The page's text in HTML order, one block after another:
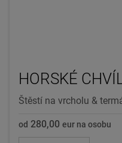
HORSKÉ
Štěstí na vrcholu &
od 280,00 eur na osobu